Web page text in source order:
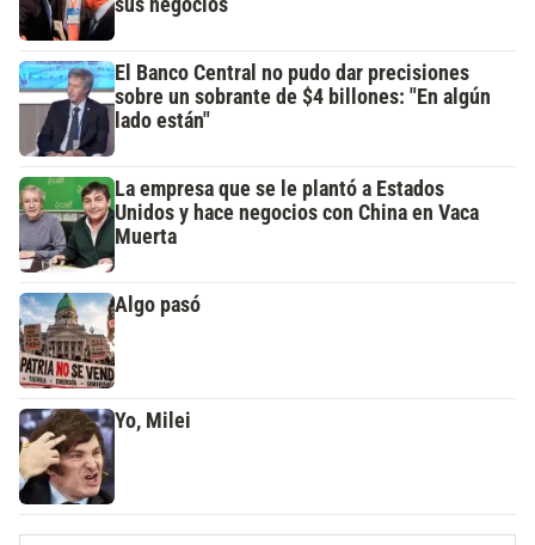
El Banco Central no pudo dar precisiones
sobre un sobrante de $4 billones: "En algún
lado están"
La empresa que se le plantó a Estados
Unidos y hace negocios con China en Vaca
Muerta
Algo pasó
Yo, Milei